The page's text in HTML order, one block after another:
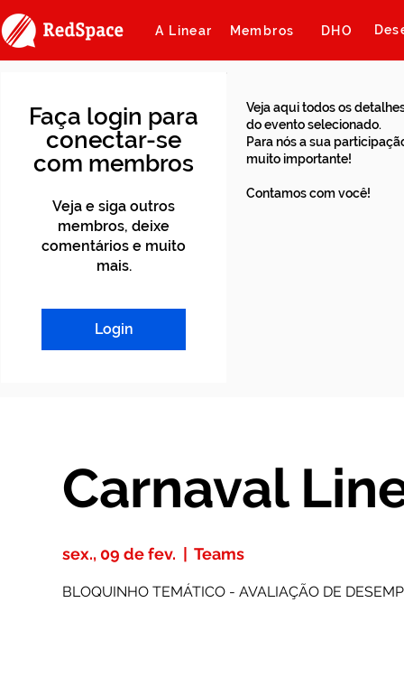
A Linear Membros DHO
Veja aqui todos os
do evento selecionado.
Para nós a sua
muito importante!
Contamos com você!
Faça login para
conectar-se
com membros
Veja e siga outros
membros, deixe
comentários e muito
mais.
Login
Carnaval
sex., 09 de fev. Teams
BLOQUINHO TEMÁTICO - AVALIAÇÃO DE